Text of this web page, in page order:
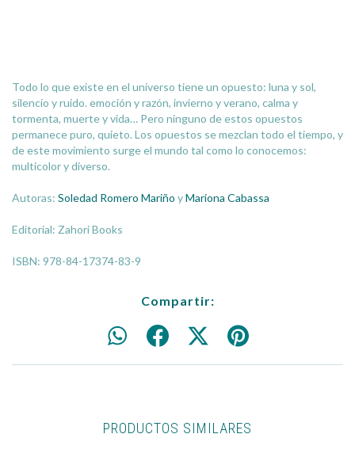
Todo lo que existe en el universo tiene un opuesto: luna y sol,
silencio y ruido. emoción y razón, invierno y verano, calma y
tormenta, muerte y vida… Pero ninguno de estos opuestos
permanece puro, quieto. Los opuestos se mezclan todo el tiempo, y
de este movimiento surge el mundo tal como lo conocemos:
multicolor y diverso.
Autoras: Soledad Romero Mariño yMariona Cabassa
Editorial: Zahori Books
ISBN: 978-84-17374-83-9
Compartir:
PRODUCTOS SIMILARES